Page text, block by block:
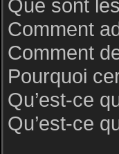
Que sont
Comment
Comment
Pourquoi
Qu’est-ce
Qu’est-ce